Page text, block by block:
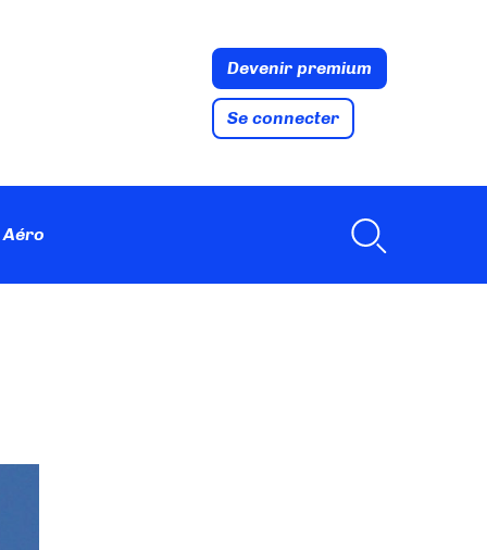
Devenir premium
Se connecter